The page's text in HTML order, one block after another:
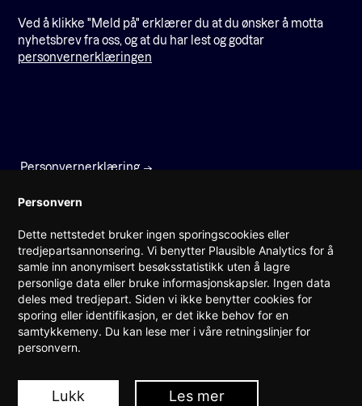
Prinsens gate 22
0157 Oslo
(+47) 960 08 142
post@teknorge.no
Ansvarlig webredaktør:
Ved å klikke "Meld på" erklærer du at du ønsker å motta
nyhetsbrev fra oss, og at du har lest og godtar
personvernerklæringen
Personvernerklæring
Personvern
Dette nettstedet bruker ingen sporingscookies eller
tredjepartsannonsering. Vi benytter Plausible Analytics for å
samle inn anonymisert besøksstatistikk uten å lagre
personlige data eller bruke informasjonskapsler. Ingen data
deles med tredjepart. Siden vi ikke benytter cookies for
sporing eller identifikasjon, er det ikke behov for en
samtykkemeny. Du kan lese mer i våre retningslinjer for
personvern.
Lukk Les mer